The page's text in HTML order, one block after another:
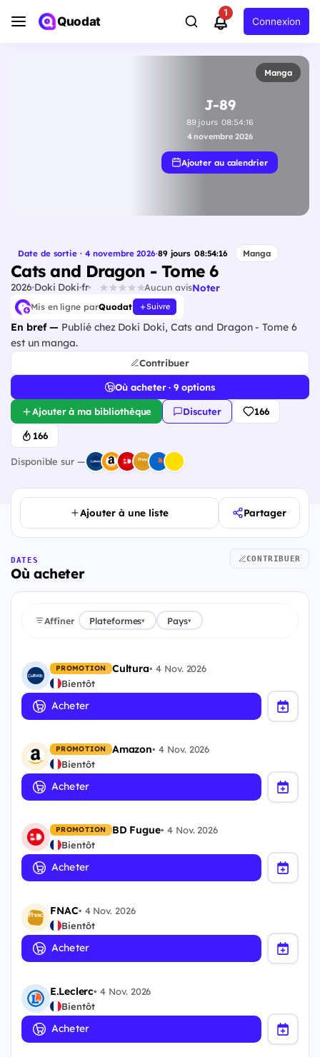
Quodat
1
Connexion
Manga
J-89
89jours 08:54:15
4 novembre 2026
Ajouter au calendrier
Date de sortie · 4 novembre 2026·89 jours 08:54:15 Manga
Cats and Dragon - Tome 6
2026 Doki Dokifr Aucun avisNoter
Mis en ligne parQuodat Suivre
En bref — Publié chez Doki Doki, Cats and Dragon - Tome 6
est un manga.
Contribuer
Où acheter · 9 options
Ajouter à ma bibliothèque Discuter 166
166
Disponible sur —
Ajouter à une liste Partager
DATES
Où acheter
CONTRIBUER
Affiner Plateformes▾ Pays▾
PROMOTION Cultura•4 Nov. 2026
Bientôt
Acheter
PROMOTION Amazon•4 Nov. 2026
Bientôt
Acheter
PROMOTION BD Fugue• 4 Nov. 2026
Bientôt
Acheter
FNAC• 4 Nov. 2026
Bientôt
Acheter
E.Leclerc•4 Nov. 2026
Bientôt
Acheter